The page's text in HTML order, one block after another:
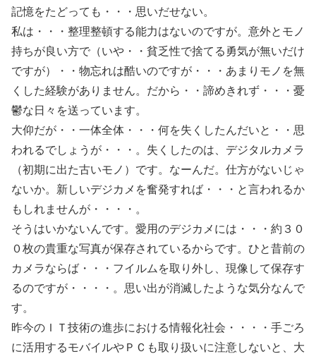
記憶をたどっても・・・思いだせない。
私は・・・整理整頓する能力はないのですが。意外とモノ
持ちが良い方で（いや・・貧乏性で捨てる勇気が無いだけ
ですが）・・物忘れは酷いのですが・・・あまりモノを無
くした経験がありません。だから・・諦めきれず・・・憂
鬱な日々を送っています。
大仰だが・・一体全体・・・何を失くしたんだいと・・思
われるでしょうが・・・。失くしたのは、デジタルカメラ
（初期に出た古いモノ）です。なーんだ。仕方がないじゃ
ないか。新しいデジカメを奮発すれば・・・と言われるか
もしれませんが・・・・。
そうはいかないんです。愛用のデジカメには・・・約３０
０枚の貴重な写真が保存されているからです。ひと昔前の
カメラならば・・・フイルムを取り外し、現像して保存す
るのですが・・・・。思い出が消滅したような気分なんで
す。
昨今のＩＴ技術の進歩における情報化社会・・・・手ごろ
に活用するモバイルやＰＣも取り扱いに注意しないと、大